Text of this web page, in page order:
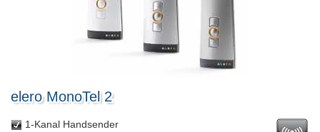
elero MonoTel 2
1-Kanal Handsender